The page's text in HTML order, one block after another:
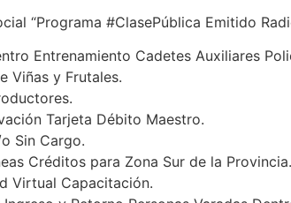
“Programa #ClasePública Emitido
Entrenamiento Cadetes Auxiliares
Viñas y Frutales.
Tarjeta Débito Maestro.
Sin Cargo.
Créditos para Zona Sur de la Provincia.
Virtual Capacitación.